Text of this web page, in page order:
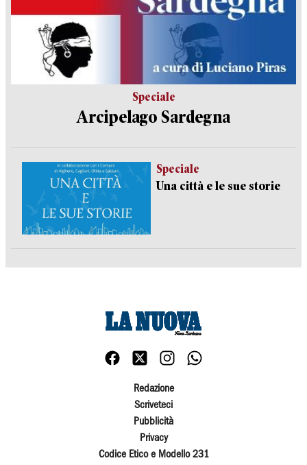
Speciale
Arcipelago Sardegna
Speciale
Una città e le sue storie
Redazione
Scriveteci
Pubblicità
Privacy
Codice Etico e Modello 231